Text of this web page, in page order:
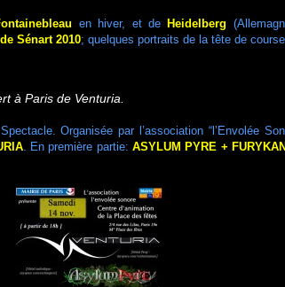
en hiver, et de Heidelberg
Sénart 2010; quelques portraits de la tête de
Paris de Venturia.
Organisée par l’association “l’Envolée
. En première partie:ASYLUM PYRE +